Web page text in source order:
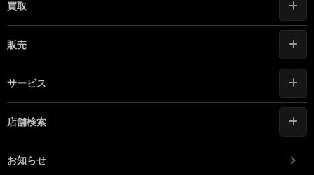
買取
販売
サービス
店舗検索
お知らせ